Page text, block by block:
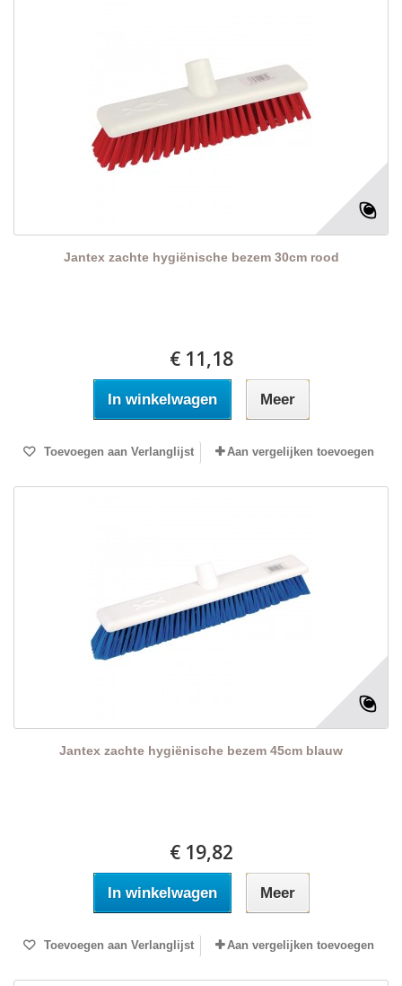
Jantex zachte hygiënische bezem 30cm rood
€ 11,18
In winkelwagen Meer
Toevoegen aan Verlanglijst Aan vergelijken toevoegen
Jantex zachte hygiënische bezem 45cm blauw
€ 19,82
In winkelwagen Meer
Toevoegen aan Verlanglijst Aan vergelijken toevoegen